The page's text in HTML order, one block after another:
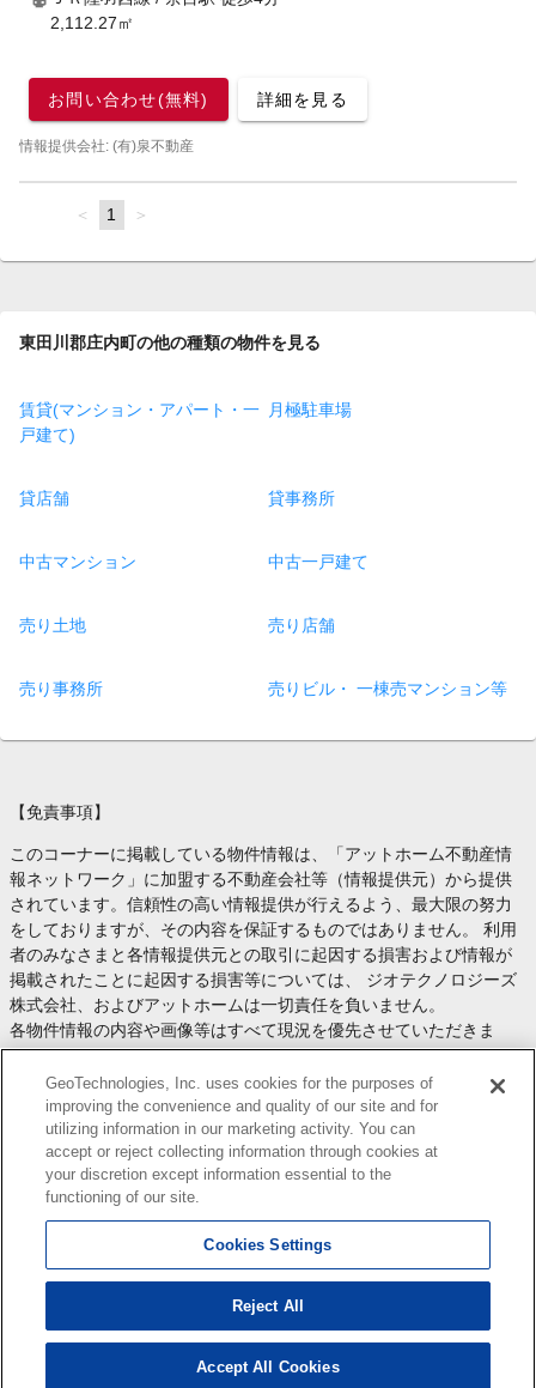
2,112.27㎡
お問い合わせ(無料) 詳細を見る
情報提供会社: (有)泉不動産
page
You're
page
1 page
東田川郡庄内町の他の種類の物件を見る
賃貸(マンション・アパート・一
戸建て)
月極駐車場
貸店舗 貸事務所
中古マンション 中古一戸建て
売り土地 売り店舗
売り事務所 売りビル・ 一棟売マンション等
【免責事項】
このコーナーに掲載している物件情報は、「アットホーム不動産情
報ネットワーク」に加盟する不動産会社等（情報提供元）から提供
されています。信頼性の高い情報提供が行えるよう、最大限の努力
をしておりますが、その内容を保証するものではありません。 利用
者のみなさまと各情報提供元との取引に起因する損害および情報が
掲載されたことに起因する損害等については、 ジオテクノロジーズ
株式会社、およびアットホームは一切責任を負いません。
各物件情報の内容や画像等はすべて現況を優先させていただきま
す。
お取引等（お取引の準備、資金調達等を含みます）の際には、内容
や契約条件等について、 各情報提供元より十分な説明を受け、ご自
身でご確認の上、判断してください。
このコーナーへの物件情報のご掲載、その他不動産業務ソリューシ
ョン等についての不動産会社様のお問合せはこちら
します。
Copyright(c) At Home Co.,Ltd. このサイトに掲載している情報の無断転載を禁止します。著作権
はアットホーム（株）またはその情報提供者に帰属します。
本ページはプロモーションが含まれています。
検索結果を見る
GeoTechnologies, Inc. uses cookies for the purposes of
improving the convenience and quality of our site and for
utilizing information in our marketing activity. You can
accept or reject collecting information through cookies at
your discretion except information essential to the
functioning of our site.
Cookies Settings
Reject All
Accept All Cookies